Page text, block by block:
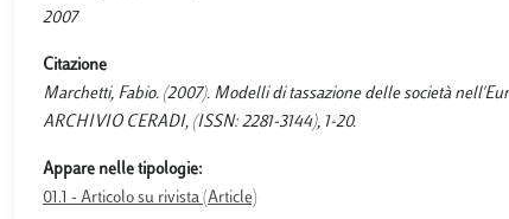
2007
Citazione
Marchetti, Fabio. (2007). Modelli di tassazione delle società
ARCHIVIO CERADI, (ISSN: 2281-3144), 1-20.
Appare nelle tipologie:
01.1 - Articolo su rivista (Article)